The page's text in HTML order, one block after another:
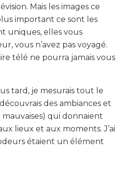
Mais les images ce
important ce sont les
uniques, elles vous
vous n’avez pas voyagé.
télé ne pourra jamais vous
tard, je mesurais tout le
des ambiances et
qui donnaient
lieux et aux moments. J’ai
étaient un élément